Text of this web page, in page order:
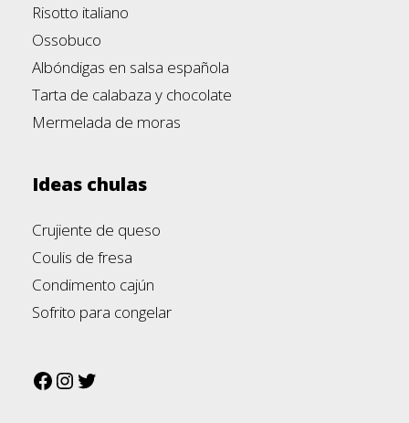
Risotto italiano
Ossobuco
Albóndigas en salsa española
Tarta de calabaza y chocolate
Mermelada de moras
Ideas chulas
Crujiente de queso
Coulis de fresa
Condimento cajún
Sofrito para congelar